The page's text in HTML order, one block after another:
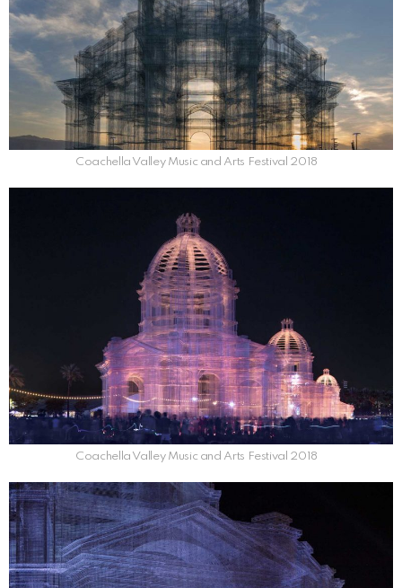
Coachella Valley Music and Arts Festival 2018
Coachella Valley Music and Arts Festival 2018